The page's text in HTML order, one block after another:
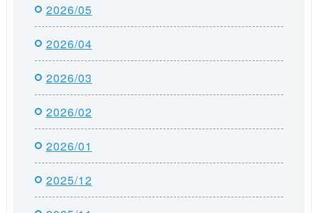
2026/05
2026/04
2026/03
2026/02
2026/01
2025/12